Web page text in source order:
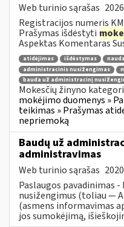
Web turinio sąrašas
Registracijos numeris
Prašymas išdėstyti
Aspektas Komentaras
atidėjimas išdėstymas nauda
administracinis nusižengimas
bauda už administracinį
Mokesčių žinyno
mokėjimo duomenys »
teikimas » Prašymas
nepriemoką
Baudų už
administravimas
Web turinio sąrašas
Paslaugos pavadinimas
nusižengimus (toliau —
(asmens informavimas
jos sumokėjimą,